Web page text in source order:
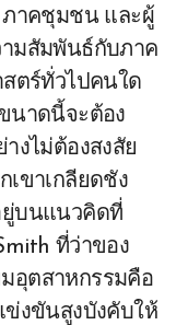
ภาคชุมชน และผู้
มสัมพันธ์กับภาค
ตร์ทั่วไปคนใด
นาดนี้จะต้อง
งไม่ต้องสงสัย
ขาเกลียดชัง
ยู่บนแนวคิดที่
ที่ว่าของ
อุตสาหกรรมคือ
ข่งขันสูงบังคับให้